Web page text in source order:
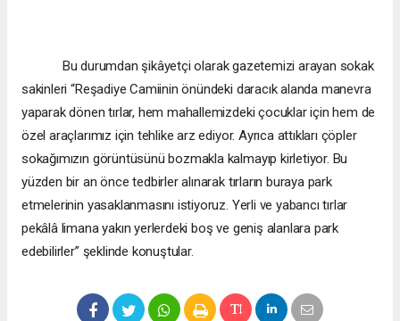
Bu durumdan şikâyetçi olarak gazetemizi arayan sokak
sakinleri “Reşadiye Camiinin önündeki daracık alanda manevra
yaparak dönen tırlar, hem mahallemizdeki çocuklar için hem de
özel araçlarımız için tehlike arz ediyor. Ayrıca attıkları çöpler
sokağımızın görüntüsünü bozmakla kalmayıp kirletiyor. Bu
yüzden bir an önce tedbirler alınarak tırların buraya park
etmelerinin yasaklanmasını istiyoruz. Yerli ve yabancı tırlar
pekâlâ limana yakın yerlerdeki boş ve geniş alanlara park
edebilirler” şeklinde konuştular.